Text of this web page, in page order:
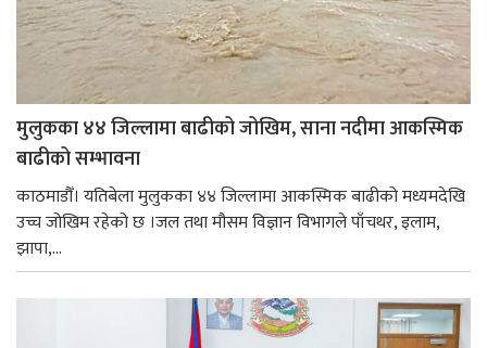
मुलुकका ४४ जिल्लामा बाढीको जोखिम, साना नदीमा आकस्मिक
बाढीको सम्भावना
काठमाडौँ। यतिबेला मुलुकका ४४ जिल्लामा आकस्मिक बाढीको मध्यमदेखि
उच्च जोखिम रहेको छ ।जल तथा मौसम विज्ञान विभागले पाँचथर, इलाम,
झापा,...